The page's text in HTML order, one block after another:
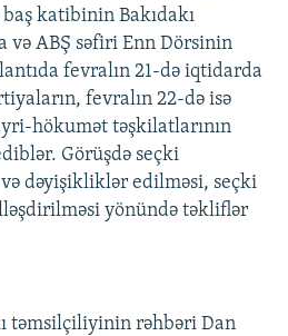
STANDARTLARIMIZ
katibinin Bakıdakı
və ABŞ səfiri Enn Dörsinin
fevralın 21-də iqtidarda
fevralın 22-də isə
hökumət təşkilatlarının
Görüşdə seçki
dəyişikliklər edilməsi, seçki
yönündə təkliflər
təmsilçiliyinin rəhbəri Dan